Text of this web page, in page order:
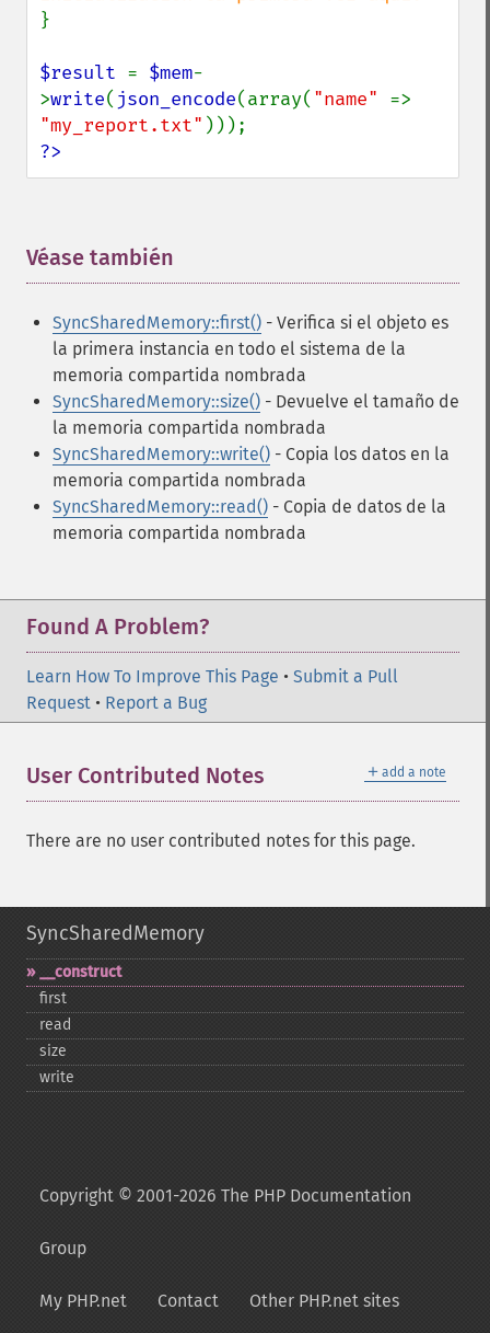
}
$result = $mem-
>write( json_encode(array( "name"
"my_report.txt"
?>
Véase también
SyncSharedMemory::first() - Verifica si el objeto es
la primera instancia en todo el sistema de la
memoria compartida nombrada
SyncSharedMemory::size() - Devuelve el tamaño de
la memoria compartida nombrada
SyncSharedMemory::write() - Copia los datos en la
memoria compartida nombrada
SyncSharedMemory::read() - Copia de datos de la
memoria compartida nombrada
Found A Problem?
Learn How To Improve This Page • Submit a Pull
Request • Report a Bug
＋ add a note
User Contributed Notes
There are no user contributed notes for this page.
SyncSharedMemory
_​_​construct
first
read
size
write
Copyright © 2001-2026 The PHP Documentation
Group
My PHP.net Contact Other PHP.net sites